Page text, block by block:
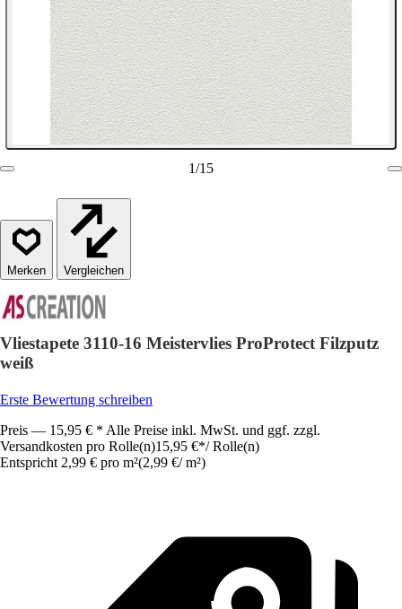
1/15
Vergleichen
Vliestapete 3110-16 Meistervlies ProProtect Filzputz
weiß
Erste Bewertung schreiben
Preis — 15,95 € * Alle Preise inkl. MwSt. und ggf. zzgl.
Versandkosten pro Rolle(n)15,95 €*/ Rolle(n)
Entspricht 2,99 € pro m²(2,99 €/ m²)